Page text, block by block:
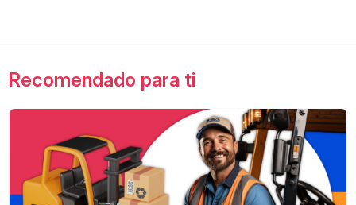
Recomendado para ti